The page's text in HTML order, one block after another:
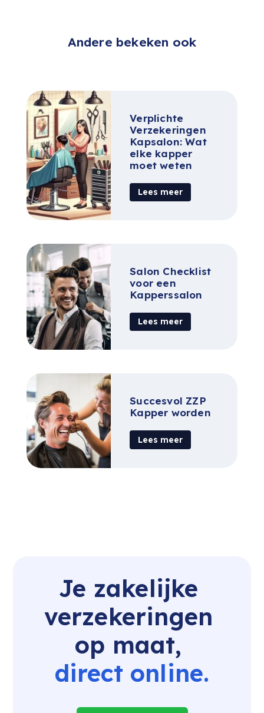
Andere bekeken ook
Verplichte
Verzekeringen
Kapsalon: Wat
elke kapper
moet weten
Lees meer
Salon Checklist
voor een
Kapperssalon
Lees meer
Succesvol ZZP
Kapper worden
Lees meer
Je zakelijke
verzekeringen
op maat,
direct online.